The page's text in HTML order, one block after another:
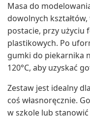
Masa do
dowolnych
postacie, przy użyciu
plastikowych. Po
gumki do piekarnika
120°C, aby uzyskać
Zestaw jest idealny
coś własnoręcznie.
w szkole lub